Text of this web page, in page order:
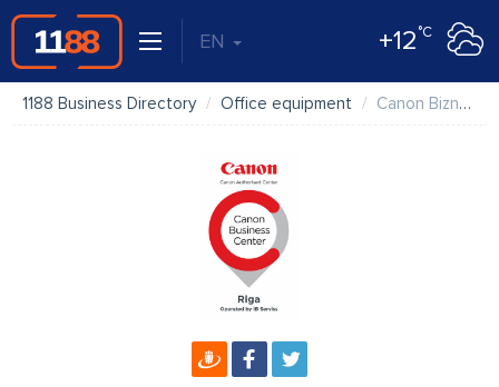
EN +12°C
1188 Business Directory Office equipment Canon Biznesa centrs Daugavpils”, SIA „IB Serviss”, garantijas servisa centrs